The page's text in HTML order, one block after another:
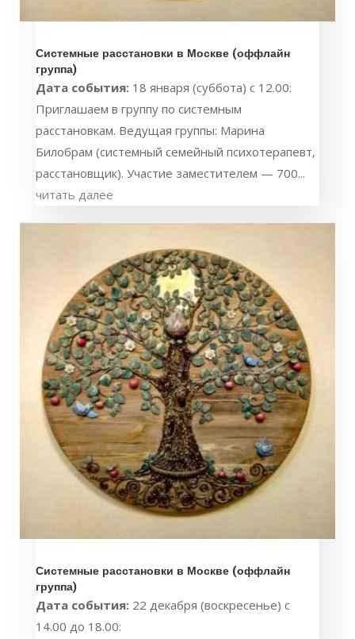
Системные расстановки в Москве (оффлайн
группа)
Дата события: 18 января (суббота) с 12.00:
Приглашаем в группу по системным
расстановкам. Ведущая группы: Марина
Билобрам (системный семейный психотерапевт,
расстановщик). Участие заместителем — 700...
читать далее
Системные расстановки в Москве (оффлайн
группа)
Дата события: 22 декабря (воскресенье) с
14.00 до 18.00: